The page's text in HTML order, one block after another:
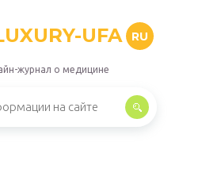
UFA RU
журнал о медицине